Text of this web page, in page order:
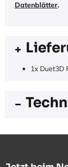
Datenblätter.
1x Duet3D